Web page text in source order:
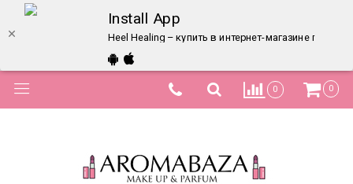
Install App
Heel Healing – купить в интернет-магазине по
0 0